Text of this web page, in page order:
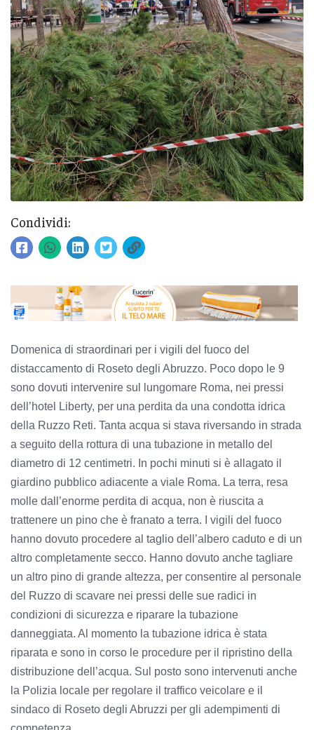
Condividi:
Domenica di straordinari per i vigili del fuoco del
distaccamento di Roseto degli Abruzzo. Poco dopo le 9
sono dovuti intervenire sul lungomare Roma, nei pressi
dell’hotel Liberty, per una perdita da una condotta idrica
della Ruzzo Reti. Tanta acqua si stava riversando in strada
a seguito della rottura di una tubazione in metallo del
diametro di 12 centimetri. In pochi minuti si è allagato il
giardino pubblico adiacente a viale Roma. La terra, resa
molle dall’enorme perdita di acqua, non è riuscita a
trattenere un pino che è franato a terra. I vigili del fuoco
hanno dovuto procedere al taglio dell’albero caduto e di un
altro completamente secco. Hanno dovuto anche tagliare
un altro pino di grande altezza, per consentire al personale
del Ruzzo di scavare nei pressi delle sue radici in
condizioni di sicurezza e riparare la tubazione
danneggiata. Al momento la tubazione idrica è stata
riparata e sono in corso le procedure per il ripristino della
distribuzione dell’acqua. Sul posto sono intervenuti anche
la Polizia locale per regolare il traffico veicolare e il
sindaco di Roseto degli Abruzzi per gli adempimenti di